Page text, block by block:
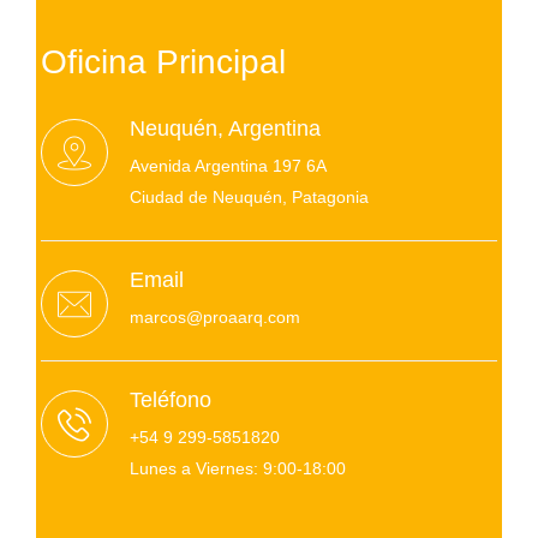
Oficina Principal
Neuquén, Argentina
Avenida Argentina 197 6A
Ciudad de Neuquén, Patagonia
Email
marcos@proaarq.com
Teléfono
+54 9 299-5851820
Lunes a Viernes: 9:00-18:00